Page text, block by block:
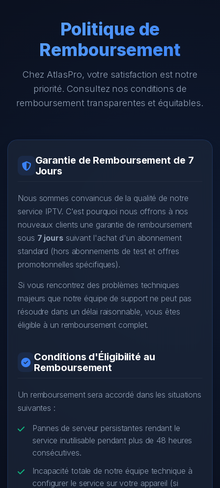
Politique de
Remboursement
Chez AtlasPro, votre satisfaction est notre
priorité. Consultez nos conditions de
remboursement transparentes et équitables.
Garantie de Remboursement de 7
Jours
Nous sommes convaincus de la qualité de notre
service IPTV. C'est pourquoi nous offrons à nos
nouveaux clients une garantie de remboursement
sous 7 jourssuivant l'achat d'un abonnement
standard (hors abonnements de test et offres
promotionnelles spécifiques).
Si vous rencontrez des problèmes techniques
majeurs que notre équipe de support ne peut pas
résoudre dans un délai raisonnable, vous êtes
éligible à un remboursement complet.
Conditions d'Éligibilité au
Remboursement
Un remboursement sera accordé dans les situations
suivantes :
Pannes de serveur persistantes rendant le
service inutilisable pendant plus de 48 heures
consécutives.
Incapacité totale de notre équipe technique à
configurer le service sur votre appareil (si